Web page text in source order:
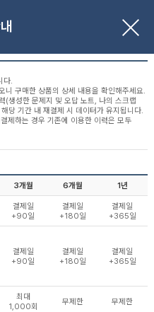
다.
니 구매한 상품의 상세 내용을 확인해주세요.
(생성한 문제지 및 오답 노트, 나의 스크랩
당 기간 내 재결제 시 데이터가 유지됩니다.
제하는 경우 기존에 이용한 이력은 모두
3개월 6개월 1년
결제일
+90일
결제일
+180일
결제일
+365일
결제일
+90일
결제일
+180일
결제일
+365일
최대
1,000회
무제한 무제한